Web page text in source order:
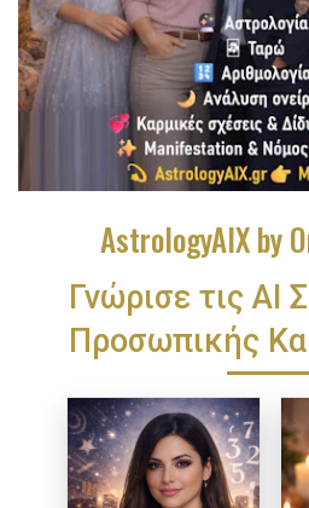
AstrologyAIX by
Γνώρισε τις ΑΙ
Προσωπικής